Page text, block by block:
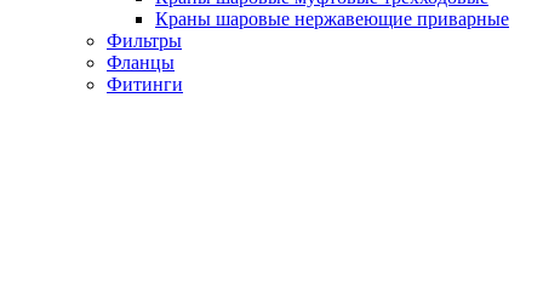
Краны шаровые нержавеющие приварные
Фильтры
Фланцы
Фитинги